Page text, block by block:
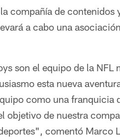
compañía de contenidos
a cabo una
son el equipo de la
esta nueva
como una franquicia
objetivo de nuestra
comentó Marco